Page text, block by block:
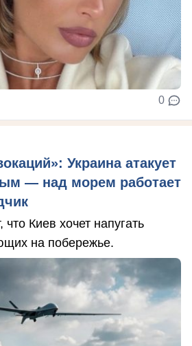
0
Украина атакует
— над морем работает
Киев хочет напугать
на побережье.